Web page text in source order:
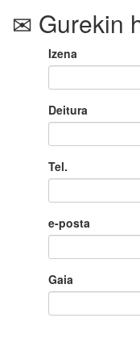
Gurekin
Izena
Deitura
Tel.
e-posta
Gaia